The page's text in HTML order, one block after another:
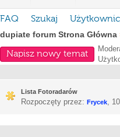
FAQ Szukaj
dupiate forum Strona Główna
Napisz nowy temat
Lista Fotoradarów
Rozpoczęty przez: Frycek,